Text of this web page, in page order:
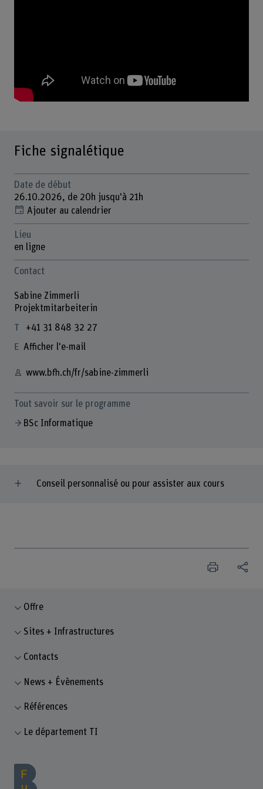
Fiche signalétique
Date de début
26.10.2026, de 20h jusqu'à 21h
Ajouter au calendrier
Lieu
en ligne
Contact
Sabine Zimmerli
Projektmitarbeiterin
+41 31 848 32 27
Afficher l'e-mail
www.bfh.ch/fr/sabine-zimmerli
Tout savoir sur le programme
BSc Informatique
Conseil personnalisé ou pour assister aux cours
Offre
Sites + Infrastructures
Contacts
News + Évènements
Références
Le département TI